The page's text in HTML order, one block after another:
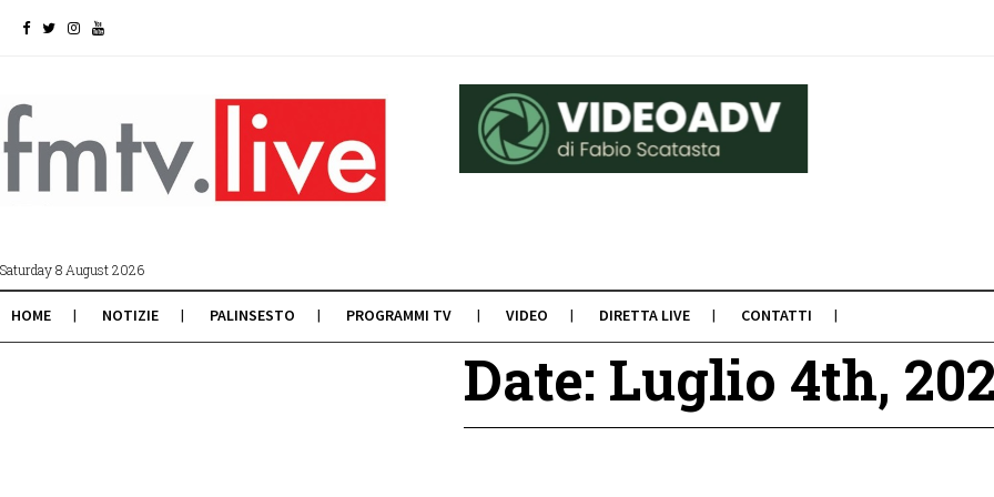
Saturday 8 August 2026
HOME NOTIZIE PALINSESTO PROGRAMMI TV VIDEO DIRETTA LIVE CONTATTI
Date: Luglio 4th,